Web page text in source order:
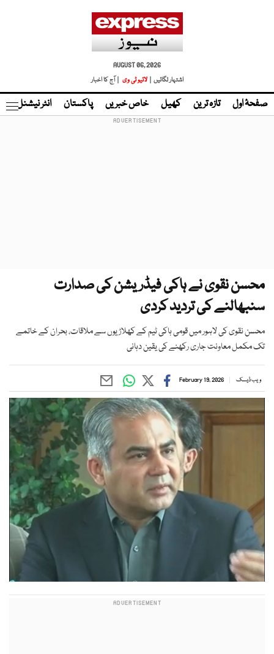
AUGUST 06, 2026
اشتہار لگائیں |
لائیو ٹی وی | آج کا اخبار
صفحۂ اول تازہ ترین کھیل خاص خبریں پاکستان انٹر نیشنل
محسن نقوی نے ہاکی فیڈریشن کی صدارت
سنبھالنے کی تردید کردی
محسن نقوی کی لاہور میں قومی ہاکی ٹیم کے کھلاڑیوں سے ملاقات، بحران کے خاتمے
تک مکمل معاونت جاری رکھنے کی یقین دہانی
ویب ڈیسک February 19, 2026